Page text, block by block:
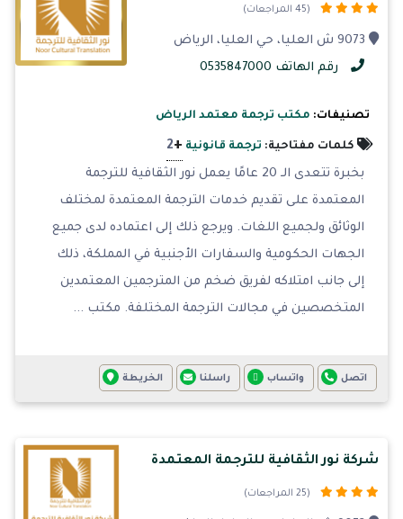
(45 المراجعات)
رقم الهاتف 0535847000
تصنيفات: مكتب ترجمة معتمد الرياض
كلمات مفتاحية: ترجمة قانونية +
2
بخبرة تتعدى الـ 20 عامًا يعمل نور الثقافية للترجمة
المعتمدة على تقديم خدمات الترجمة المعتمدة لمختلف
الوثائق ولجميع اللغات. ويرجع ذلك إلى اعتماده لدى جميع
الجهات الحكومية والسفارات الأجنبية في المملكة، ذلك
إلى جانب امتلاكه لفريق ضخم من المترجمين المعتمدين
المتخصصين في مجالات الترجمة المختلفة. مكتب ...
اتصل واتساب راسلنا الخريطة
شركة نور الثقافية للترجمة المعتمدة
(25 المراجعات)